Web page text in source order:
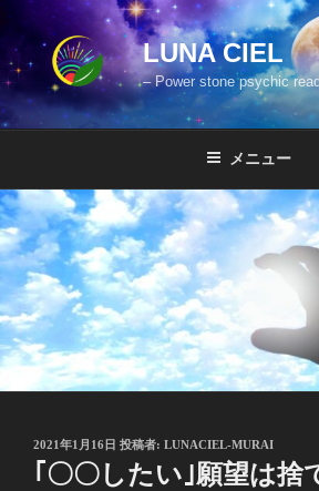
コ
テ
ン
ツ
キ
ッ
プ
LUNA CIEL
– Power stone psychic
メニュー
投
稿
日:
2021年1月16日 投稿者: LUNACIEL-MURAI
｢〇〇したい｣願望は捨